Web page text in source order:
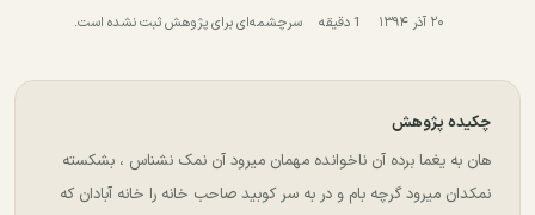
۲۰ آذر ۱۳۹۴ 1 دقیقه سرچشمه‌ای برای پژوهش ثبت نشده است.
چکیده پژوهش
ﻫﺎﻥ ﺑﻪ ﯾﻐﻤﺎ ﺑﺮﺩﻩ ﺁﻥ ﻧﺎﺧﻮﺍﻧﺪﻩ ﻣﻬﻤﺎﻥ ﻣﯿﺮﻭﺩ ﺁﻥ ﻧﻤﮏ ﻧﺸﻨﺎﺱ ، ﺑﺸﮑﺴﺘﻪ
ﻧﻤﮑﺪﺍﻥ ﻣﯿﺮﻭﺩ ﮔﺮﭼﻪ ﺑﺎﻡ ﻭ ﺩﺭ ﺑﻪ ﺳﺮ ﮐﻮﺑﯿﺪ ﺻﺎﺣﺐ ﺧﺎﻧﻪ ﺭﺍ ﺧﺎﻧﻪ ﺁﺑﺎﺩﺍﻥ ﮐﻪ